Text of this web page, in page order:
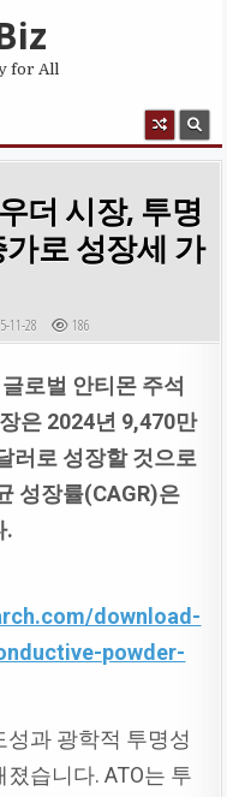
for All
더 시장, 투명
로 성장세 가
DATE:
11-28 186
글로벌 안티몬 주석
은 2024년 9,470만
러로 성장할것으로
성장률(CAGR)은
.
download-
powder-
과 광학적 투명성
습니다. ATO는 투